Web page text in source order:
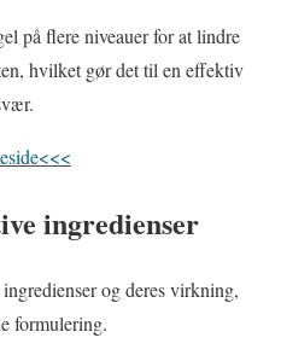
på flere niveauer for at lindre
hvilket gør det til en effektiv
ingredienser
og deres virkning,
formulering.